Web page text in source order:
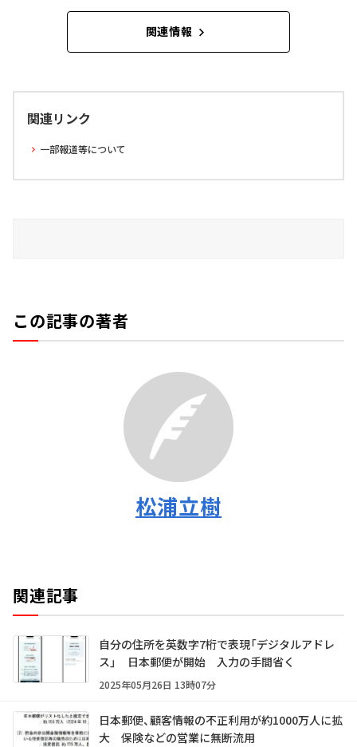
関連情報
関連リンク
一部報道等について
この記事の著者
松浦立樹
関連記事
自分の住所を英数字7桁で表現「デジタルアドレ
ス」 日本郵便が開始 入力の手間省く
2025年05月26日 13時07分
日本郵便、顧客情報の不正利用が約1000万人に拡
大 保険などの営業に無断流用